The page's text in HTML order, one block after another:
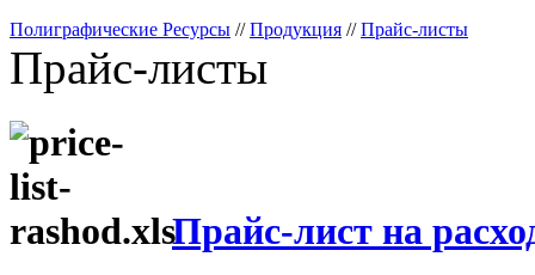
Полиграфические Ресурсы //Продукция //Прайс-листы
Прайс-листы
Прайс-лист на